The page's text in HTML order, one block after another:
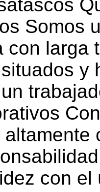
Somos
con larga
y
con